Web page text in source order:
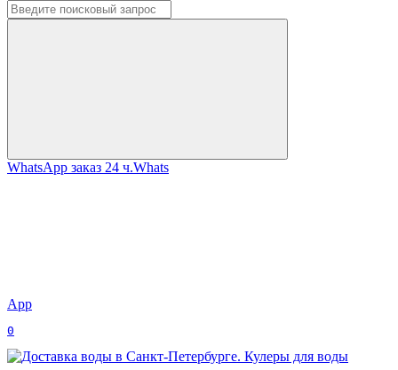
WhatsApp заказ 24 ч.Whats
App
0